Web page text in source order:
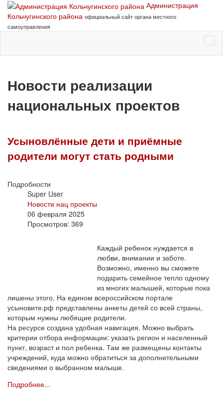
Администрация
Кольчугинского района официальный сайт органа местного
самоуправления
Новости реализации
национальных проектов
Усыновлённые дети и приёмные
родители могут стать родными
Подробности
Super User
Новости нац проекты
06 февраля 2025
Просмотров: 369
Каждый ребенок нуждается в
любви, внимании и заботе.
Возможно, именно вы сможете
подарить семейное тепло одному
из многих малышей, которые пока
лишены этого. На едином всероссийском портале
усыновите.рф представлены анкеты детей со всей страны,
которым нужны любящие родители.
На ресурсе создана удобная навигация. Можно выбрать
критерии отбора информации: указать регион и населенный
пункт, возраст и пол ребенка. Там же размещены контакты
учреждений, куда можно обратиться за дополнительными
сведениями о выбранном малыше.
Подробнее...